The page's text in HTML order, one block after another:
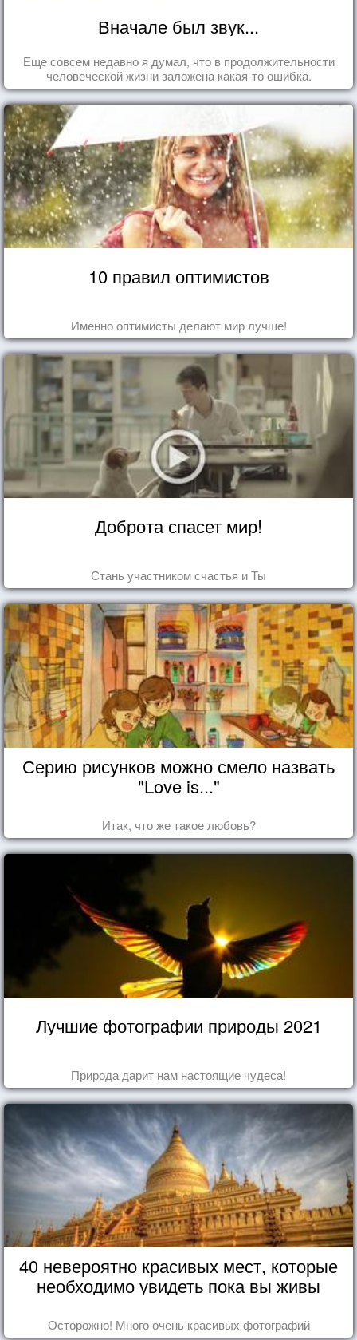
Вначале был звук...
Еще совсем недавно я думал, что в продолжительности
человеческой жизни заложена какая-то ошибка.
10 правил оптимистов
Именно оптимисты делают мир лучше!
Доброта спасет мир!
Стань участником счастья и Ты
Серию рисунков можно смело назвать
"Love is..."
Итак, что же такое любовь?
Лучшие фотографии природы 2021
Природа дарит нам настоящие чудеса!
40 невероятно красивых мест, которые
необходимо увидеть пока вы живы
Осторожно! Много очень красивых фотографий